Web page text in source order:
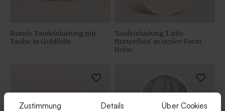
Zustimmung Details Über Cookies
Runde Taufeinladung mit
Taube in Goldfolie
Taufeinladung 'Little
Butterflies' in ovaler Form |
Boho